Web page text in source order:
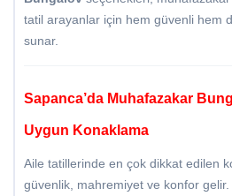
tatil arayanlar için hem güvenli hem
sunar.
Sapanca’da Muhafazakar
Uygun Konaklama
Aile tatillerinde en çok dikkat edilen
güvenlik, mahremiyet ve konfor gelir.